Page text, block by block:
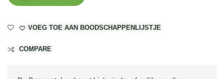
VOEG TOE AAN BOODSCHAPPENLIJSTJE
COMPARE